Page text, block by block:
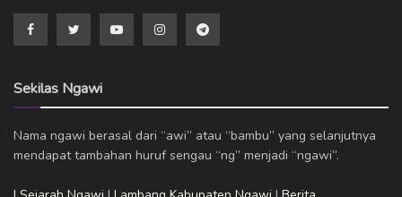
Sekilas Ngawi
Nama ngawi berasal dari “awi” atau “bambu” yang selanjutnya
mendapat tambahan huruf sengau “ng” menjadi “ngawi”.